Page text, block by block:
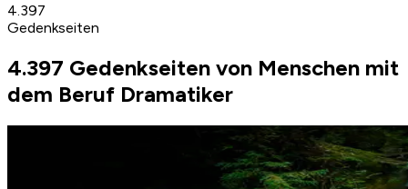
4.397
Gedenkseiten
4.397 Gedenkseiten von Menschen mit
dem Beruf Dramatiker